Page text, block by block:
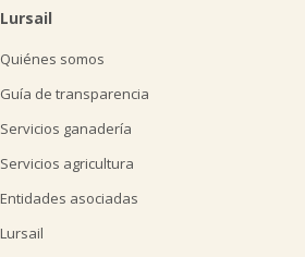
Lursail
Quiénes somos
Guía de transparencia
Servicios ganadería
Servicios agricultura
Entidades asociadas
Lursail